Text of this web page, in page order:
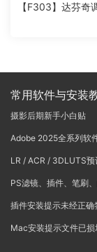
【F303】达芬奇
Vinci Resolve
常用软件与安装
摄影后期新手小白贴
Adobe 2025全系列软
LR / ACR / 3DLUTS
PS滤镜、插件、笔刷
插件安装提示未经正确
Mac安装提示文件已